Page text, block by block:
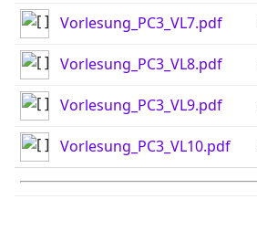
Vorlesung_PC3_VL7.pdf
Vorlesung_PC3_VL8.pdf
Vorlesung_PC3_VL9.pdf
Vorlesung_PC3_VL10.pdf